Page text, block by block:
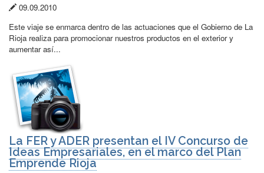
Fecha
de
publicación:
09.09.2010
Este viaje se enmarca dentro de las actuaciones que el Gobierno de La
Rioja realiza para promocionar nuestros productos en el exterior y
aumentar así...
La FER y ADER presentan el IV Concurso de
Ideas Empresariales, en el marco del Plan
Emprende Rioja